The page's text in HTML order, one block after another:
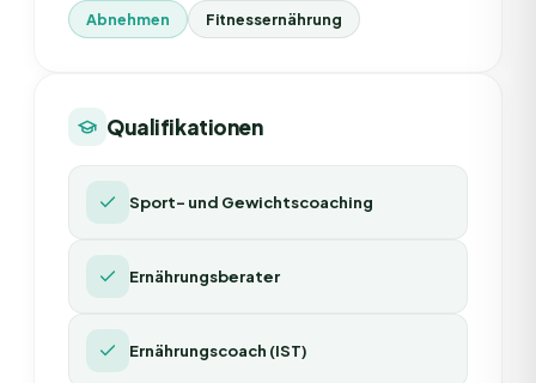
Abnehmen Fitnessernährung
Qualifikationen
Sport- und Gewichtscoaching
Ernährungsberater
Ernährungscoach (IST)